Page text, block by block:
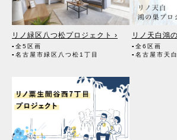
契約の見込客を募るため）
（3）インターネット広告、その他広告の掲載事
約に至るまでの過程において広く契約の見込客を
（4）指定流通機構。（専属専任媒介契約、専任
た場合には、宅地建物取引業法に基づき、指定
成約情報の通知が宅地建物取引業者に義務付け
（7）お客様が住宅ローン等を利用する場合、融
関関係。
（8）対象不動産について管理の必要がある場合
（9）当社にて賃貸管理が生じる場合は、管理委
明書に定める業務委託先及び管理費引き落とし
関、管理組合役員。
リノ緑区八つ松プロジェクト ›
▪全5区画
▪名古屋市緑区八つ松1丁目
リノ天白鴻
▪全6区画
▪名古屋市天